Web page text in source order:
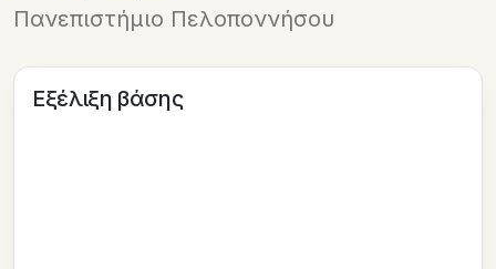
Πανεπιστήμιο Πελοποννήσου
Εξέλιξη βάσης